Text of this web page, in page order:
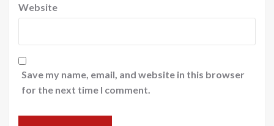
Website
Save my name, email, and website in this browser
for the next time I comment.